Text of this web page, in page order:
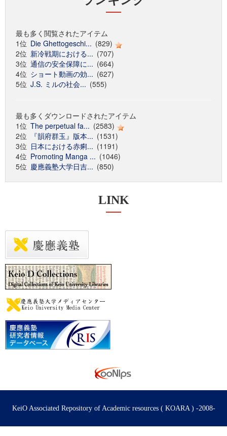
最も多く閲覧されたアイテム
1位 Die Ghettogeschi... (829)
2位 新冷戦期における... (707)
3位 通信の安全保障に... (664)
4位 ショート動画の効... (627)
5位 J.S. ミルの社会... (555)
最も多くダウンロードされたアイテム
1位 The perpetual fa... (2583)
2位
『韻府群玉』版本... (1531)
3位 日本における赤痢... (1191)
4位 Promoting Manga ... (1046)
5位 慶應義塾大学日吉... (850)
LINK
KeiO Associated Repository of Academic resources ( KOARA ) -2008-